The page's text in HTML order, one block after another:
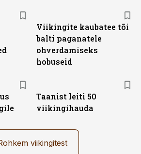
Viikingite kaubatee tõi
balti paganatele
ohverdamiseks
hobuseid
Taanist leiti 50
viikingihauda
viikingitest